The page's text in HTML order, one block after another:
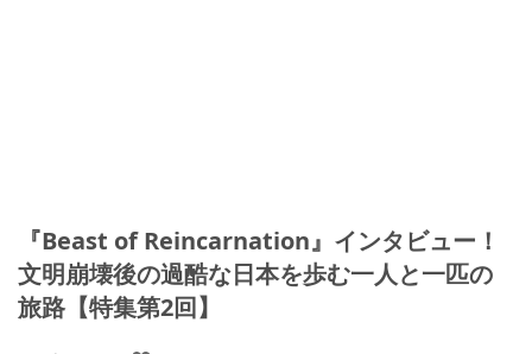
『Beast of Reincarnation』インタビュー！
文明崩壊後の過酷な日本を歩む一人と一匹の
旅路【特集第2回】